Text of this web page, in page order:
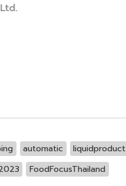
automatic liquidproduct
FoodFocusThailand